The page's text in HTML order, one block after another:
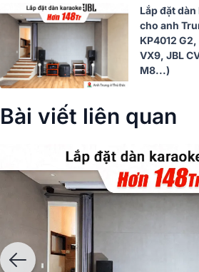
Lắp đặt
cho anh
KP4012
VX9, JBL
M8...)
Bài viết liên quan